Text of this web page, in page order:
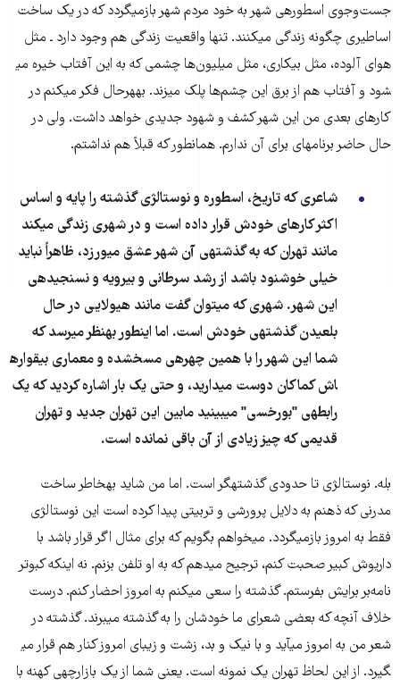
جست‌وجوی اسطوره​ی شهر به خود مردم شهر بازمی​گردد که در یک ساخت
اساطیری چگونه زندگی می​کنند. تنها واقعیت زندگی هم وجود دارد ـ مثل
هوای آلوده، مثل بیکاری، مثل میلیون‌ها چشمی که به این آفتاب خیره می​
شود و آفتاب هم از برق این چشم‌ها پلک می​زند. به​هرحال فکر می​کنم در
کارهای بعدی من این شهر کشف و شهود جدیدی خواهد داشت. ولی در
حال حاضر برنامه​ای برای آن ندارم. همانطور که قبلاً هم نداشتم.
شاعری که تاریخ، اسطوره و نوستالژی گذشته را پایه و اساس
اکثر کارهای خودش قرار داده است و در شهری زندگی می​کند
مانند تهران که به گذشته​ی آن شهر عشق می​ورزد، ظاهراً نباید
خیلی خوشنود باشد از رشد سرطانی و بی​رویه و نسنجیده​ی
این شهر. شهری که می​توان گفت مانند هیولایی در حال
بلعیدن گذشته​ی خودش است. اما اینطور به​نظر می​رسد که
شما این شهر را با همین چهره​ی مسخ​شده و معماری بی​قواره​
اش کماکان دوست می​دارید، و حتی یک بار اشاره کردید که یک
رابطه​ی "بورخسی" می​بینید مابین این تهران جدید و تهران
قدیمی که چیز زیادی از آن باقی نمانده است.
بله. نوستالژی تا حدودی گذشته​گر است. اما من شاید به​خاطر ساخت
مدرنی که ذهنم به دلایل پرورشی و تربیتی پیدا کرده است این نوستالژی
فقط به امروز بازمی​گردد. می​خواهم بگویم که برای مثال اگر قرار باشد با
داریوش کبیر صحبت کنم، ترجیح می​دهم که به او تلفن بزنم. نه اینکه کبوتر
نامه‌بر برایش بفرستم. گذشته را سعی می​کنم به امروز احضار کنم. درست
خلاف آنچه که بعضی شعرای ما خودشان را به گذشته می​برند. گذشته در
شعر من به امروز می​آید و با نیک و بد، زشت و زیبای امروز کنار هم قرار می​
گیرد. از این لحاظ تهران یک نمونه است. یعنی شما از یک بازارچه​ی کهنه با